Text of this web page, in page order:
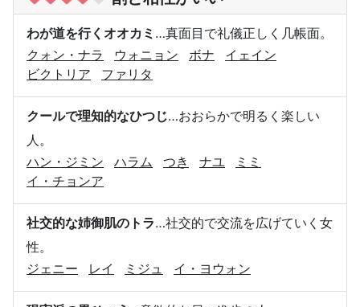
わが道を行くオオカミ …真面目で礼儀正しく几帳面。
クォン・ナラ
ウォニョン ボナ
イェイン
ビクトリア
ファリタ
クールで理知的なひつじ…おおらかで明るく楽しい
人。
ハン・ジミン
ハラム つき ナユ
ミミ
イ・チョンア
社交的な姉御肌のトラ…社交的で交流を広げていく女
性。
ジェニー
レイ ミジュ イ・ヨウォン